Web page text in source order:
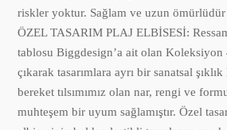
riskler yoktur. Sağlam ve uzun ömürlüdür
ÖZEL TASARIM PLAJ ELBİSESİ:
tablosu Biggdesign’a ait olan
çıkarak tasarımlara ayrı bir sanatsal
bereket tılsımımız olan nar, rengi ve
muhteşem bir uyum sağlamıştır. Özel